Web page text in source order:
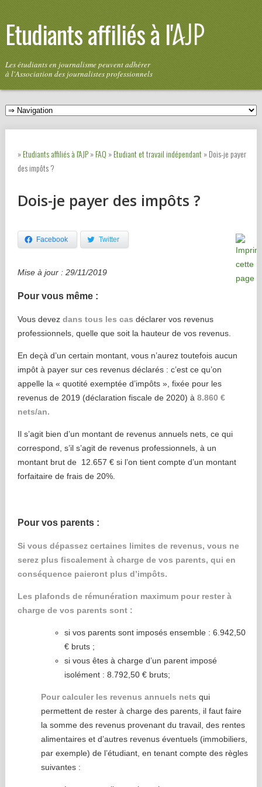
Etudiants affiliés à l'
Les étudiants en journalisme peuvent adhérer
à l'Association des journalistes professionnels
»Etudiants affiliés à l'AJP»FAQ »Etudiant et travail indépendant»Dois-je payer
des impôts ?
Dois-je payer des impôts ?
Facebook Twitter
Mise à jour : 29/11/2019
Pour vous même :
Vous devez dans tous les cas déclarer vos revenus
professionnels, quelle que soit la hauteur de vos revenus.
En deçà d’un certain montant, vous n’aurez toutefois aucun
impôt à payer sur ces revenus déclarés : c’est ce qu’on
appelle la « quotité exemptée d’impôts », fixée pour les
revenus de 2019 (déclaration fiscale de 2020) à 8.860 €
nets/an.
Il s’agit bien d’un montant de revenus annuels nets, ce qui
correspond, s’il s’agit de revenus professionnels, à un
montant brut de 12.657 € si l’on tient compte d’un montant
forfaitaire de frais de 20%.
Pour vos parents :
Si vous dépassez certaines limites de revenus, vous ne
serez plus fiscalement à charge de vos parents, qui en
conséquence paieront plus d’impôts.
Les plafonds de rémunération maximum pour rester à
charge de vos parents sont :
si vos parents sont imposés ensemble : 6.942,50
€ bruts ;
si vous êtes à charge d’un parent imposé
isolément : 8.792,50 € bruts;
Pour calculer les revenus annuels nets qui
permettent de rester à charge des parents, il faut faire
la somme des revenus provenant du travail, des rentes
alimentaires et d’autres revenus éventuels (immobiliers,
par exemple) de l’étudiant, en tenant compte des règles
suivantes :